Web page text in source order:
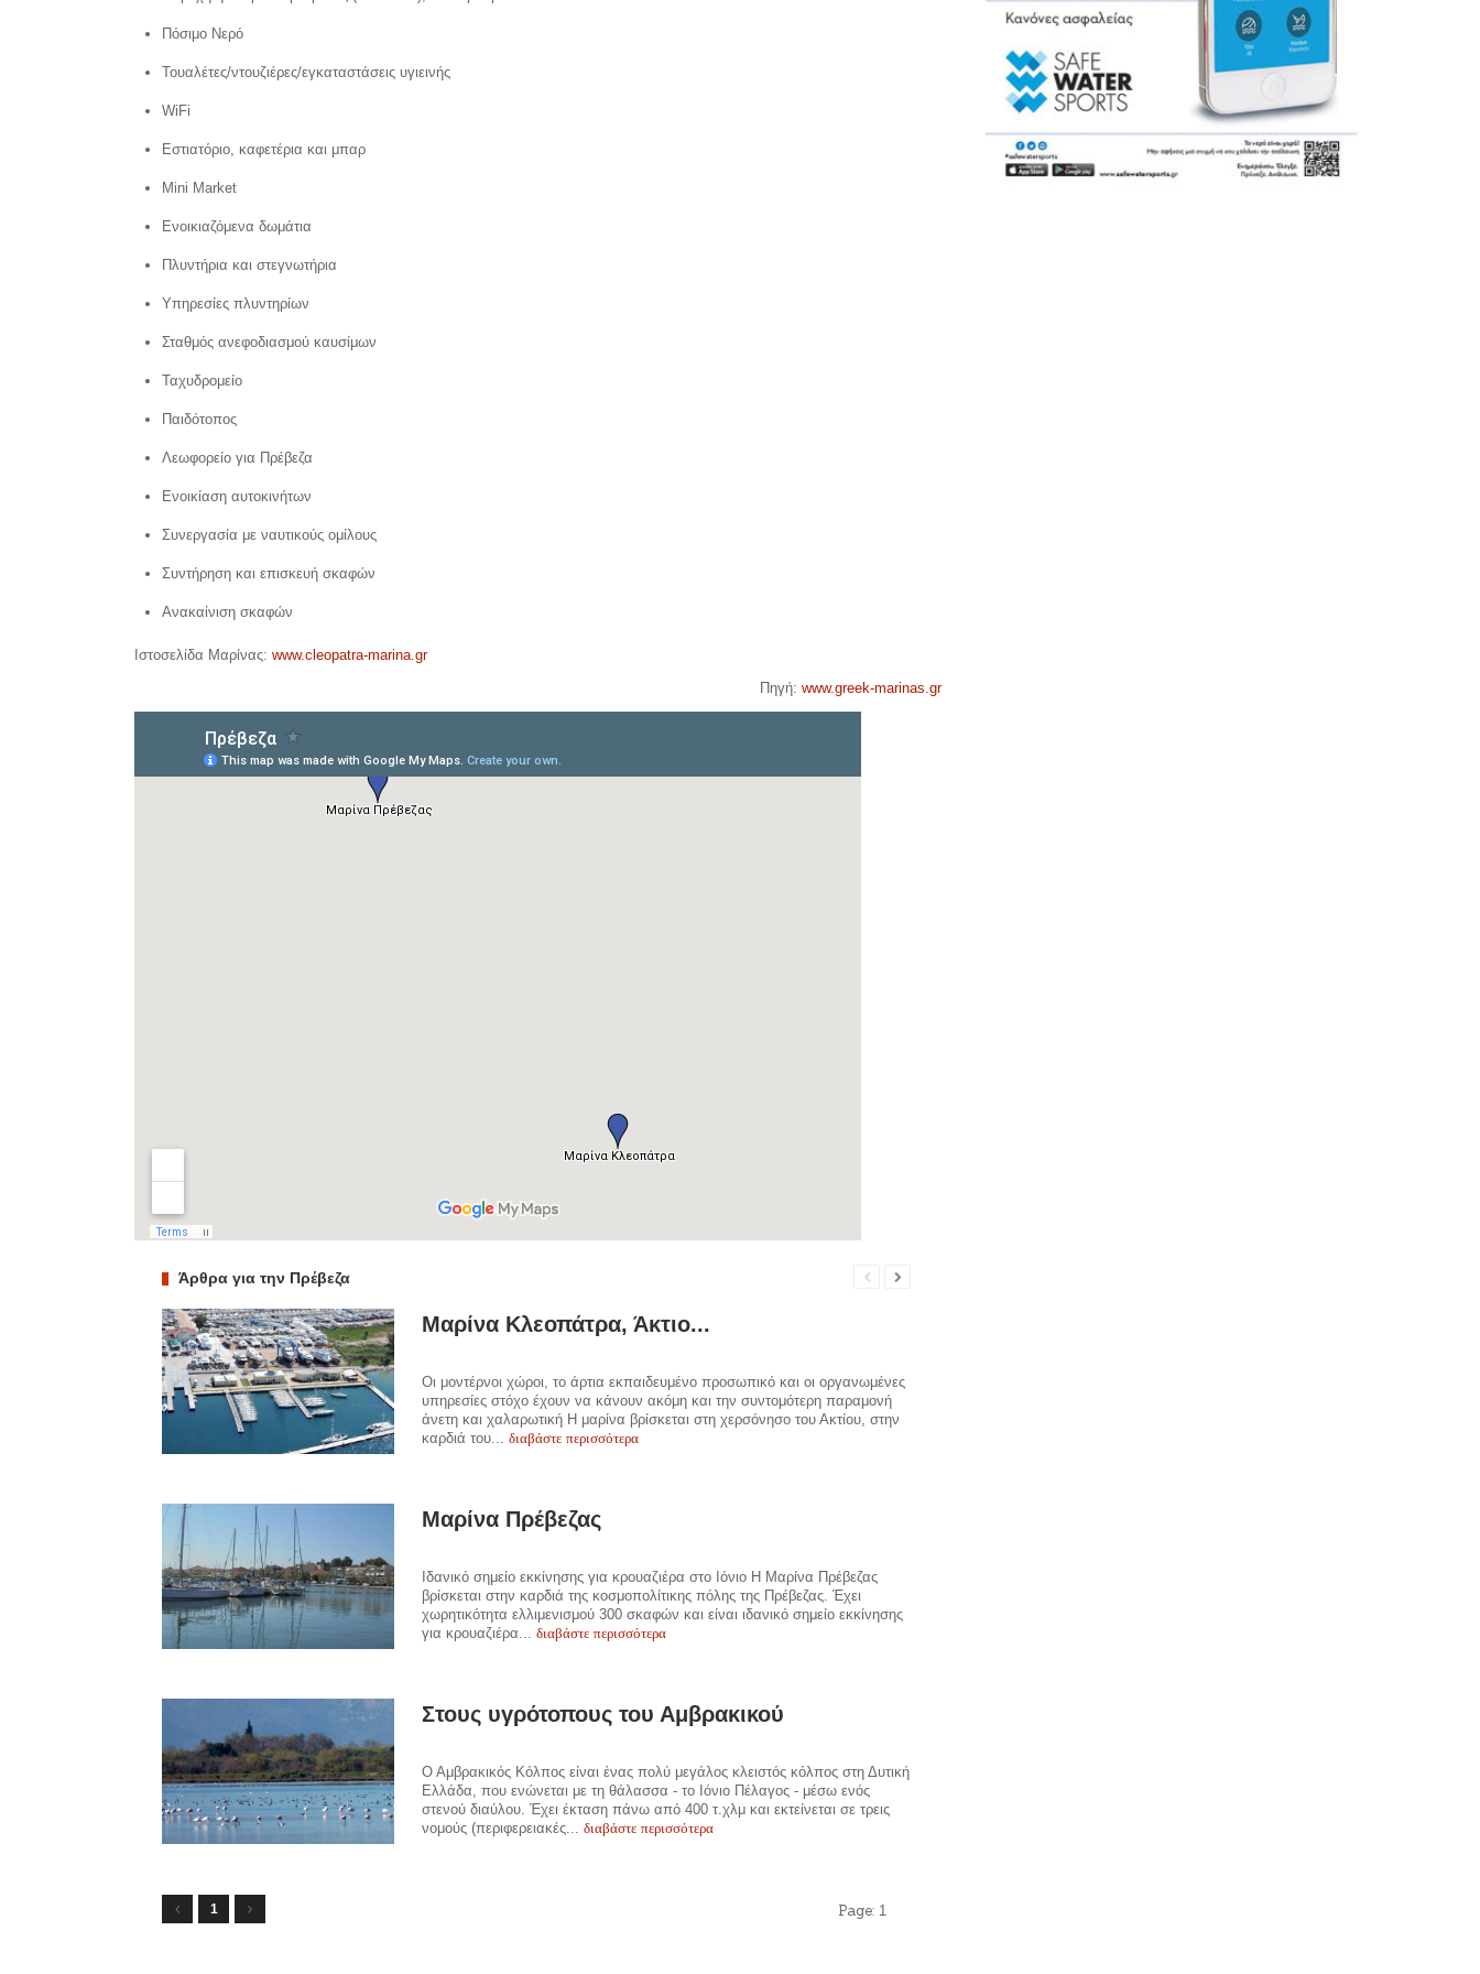
Πόσιμο Νερό
Τουαλέτες/ντουζιέρες/εγκαταστάσεις υγιεινής
WiFi
Εστιατόριο, καφετέρια και μπαρ
Mini Market
Ενοικιαζόμενα δωμάτια
Πλυντήρια και στεγνωτήρια
Υπηρεσίες πλυντηρίων
Σταθμός ανεφοδιασμού καυσίμων
Ταχυδρομείο
Παιδότοπος
Λεωφορείο για Πρέβεζα
Ενοικίαση αυτοκινήτων
Συνεργασία με ναυτικούς ομίλους
Συντήρηση και επισκευή σκαφών
Ανακαίνιση σκαφών
Ιστοσελίδα Μαρίνας: www.cleopatra-marina.gr
Πηγή:www.greek-marinas.gr
Άρθρα για την Πρέβεζα
Μαρίνα Κλεοπάτρα, Άκτιο...
Οι μοντέρνοι χώροι, το άρτια εκπαιδευμένο προσωπικό και οι οργανωμένες
υπηρεσίες στόχο έχουν να κάνουν ακόμη και την συντομότερη παραμονή
άνετη και χαλαρωτική Η μαρίνα βρίσκεται στη χερσόνησο του Ακτίου, στην
καρδιά του...διαβάστε περισσότερα
Μαρίνα Πρέβεζας
Ιδανικό σημείο εκκίνησης για κρουαζιέρα στο Ιόνιο Η Μαρίνα Πρέβεζας
βρίσκεται στην καρδιά της κοσμοπολίτικης πόλης της Πρέβεζας. Έχει
χωρητικότητα ελλιμενισμού 300 σκαφών και είναι ιδανικό σημείο εκκίνησης
για κρουαζιέρα...διαβάστε περισσότερα
Στους υγρότοπους του Αμβρακικού
Ο Αμβρακικός Κόλπος είναι ένας πολύ μεγάλος κλειστός κόλπος στη Δυτική
Ελλάδα, που ενώνεται με τη θάλασσα - το Ιόνιο Πέλαγος - μέσω ενός
στενού διαύλου. Έχει έκταση πάνω από 400 τ.χλμ και εκτείνεται σε τρεις
νομούς (περιφερειακές...διαβάστε περισσότερα
1 Page: 1